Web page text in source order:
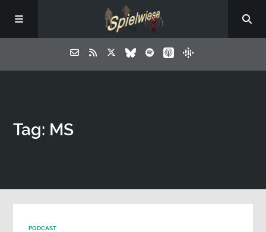
Tag: MS
PODCAST